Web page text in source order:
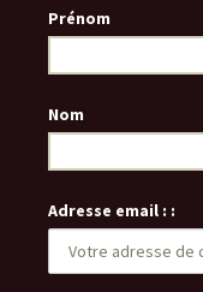
Prénom
Nom
Adresse email : :